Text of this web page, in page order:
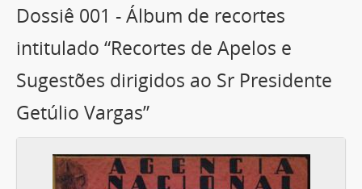
Dossiê 001 - Álbum de recortes
intitulado “Recortes de Apelos e
Sugestões dirigidos ao Sr Presidente
Getúlio Vargas”